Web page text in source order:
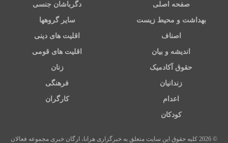
صفحه اصلی دگرباشان جنسی
بهداشت و محیط زیست سایر گروهها
اصناف اقلیت های دینی
اندیشه و بیان اقلیت های قومی
حقوق آکادمیک زنان
زندانیان فرهنگی
اعدام کارگران
کودکان
© 2026 کلیه حقوق این سایت متعلق به خبرگزاری هرانا، ارگان خبری مجموعه فعالان